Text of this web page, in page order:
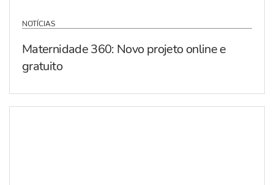
NOTÍCIAS
Maternidade 360: Novo projeto online e
gratuito